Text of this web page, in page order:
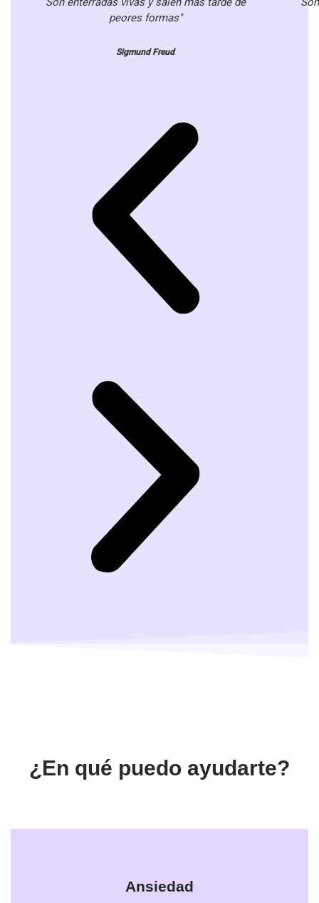
peores formas"
Sigmund Freud
¿En qué puedo ayudarte?
Ansiedad